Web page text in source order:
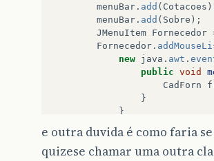
menuBar . add ( Cotacoes
menuBar . add ( Sobre );
JMenuItem Fornecedor
Fornecedor .
new java . awt .
public void
CadForn
}
}
Cadastro.add(
janela.setJMenuBar (
e outra duvida é como faria
quizese chamar uma outra